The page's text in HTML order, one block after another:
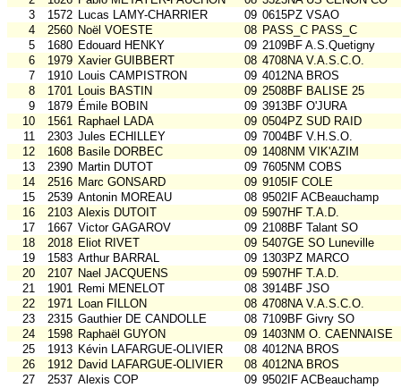
3
1572 Lucas LAMY-CHARRIER 09 0615PZ VSAO
4
2560 Noël VOESTE 08 PASS_C PASS_C
5
1680 Edouard HENKY 09 2109BF A.S.Quetigny
6
1979 Xavier GUIBBERT 08 4708NA V.A.S.C.O.
7
1910 Louis CAMPISTRON 09 4012NA BROS
8
1701 Louis BASTIN 09 2508BF BALISE 25
9
1879 Émile BOBIN 09 3913BF O'JURA
10
1561 Raphael LADA 09 0504PZ SUD RAID
11
2303 Jules ECHILLEY 09 7004BF V.H.S.O.
12
1608 Basile DORBEC 09 1408NM VIK'AZIM
13
2390 Martin DUTOT 09 7605NM COBS
14
2516 Marc GONSARD 09 9105IF COLE
15
2539 Antonin MOREAU 08 9502IF ACBeauchamp
16
2103 Alexis DUTOIT 09 5907HF T.A.D.
17
1667 Victor GAGAROV 09 2108BF Talant SO
18
2018 Eliot RIVET 09 5407GE SO Luneville
19
1583 Arthur BARRAL 09 1303PZ MARCO
20
2107 Nael JACQUENS 09 5907HF T.A.D.
21
1901 Remi MENELOT 08 3914BF JSO
22
1971 Loan FILLON 08 4708NA V.A.S.C.O.
23
2315 Gauthier DE CANDOLLE 08 7109BF Givry SO
24
1598 Raphaël GUYON 09 1403NM O. CAENNAISE
25
1913 Kévin LAFARGUE-OLIVIER 08 4012NA BROS
26
1912 David LAFARGUE-OLIVIER 08 4012NA BROS
27
2537 Alexis COP 09 9502IF ACBeauchamp